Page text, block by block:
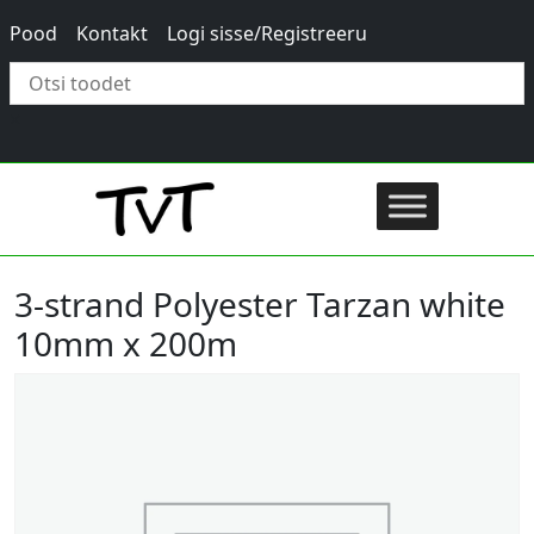
Pood Kontakt Logi sisse/Registreeru
3-strand Polyester Tarzan white
10mm x 200m